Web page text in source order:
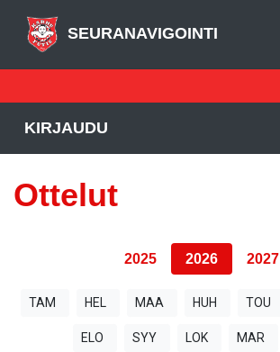
SEURANAVIGOINTI
KIRJAUDU
Ottelut
2025 2026 2027
TAM HEL MAA HUH TOU
ELO SYY LOK MAR